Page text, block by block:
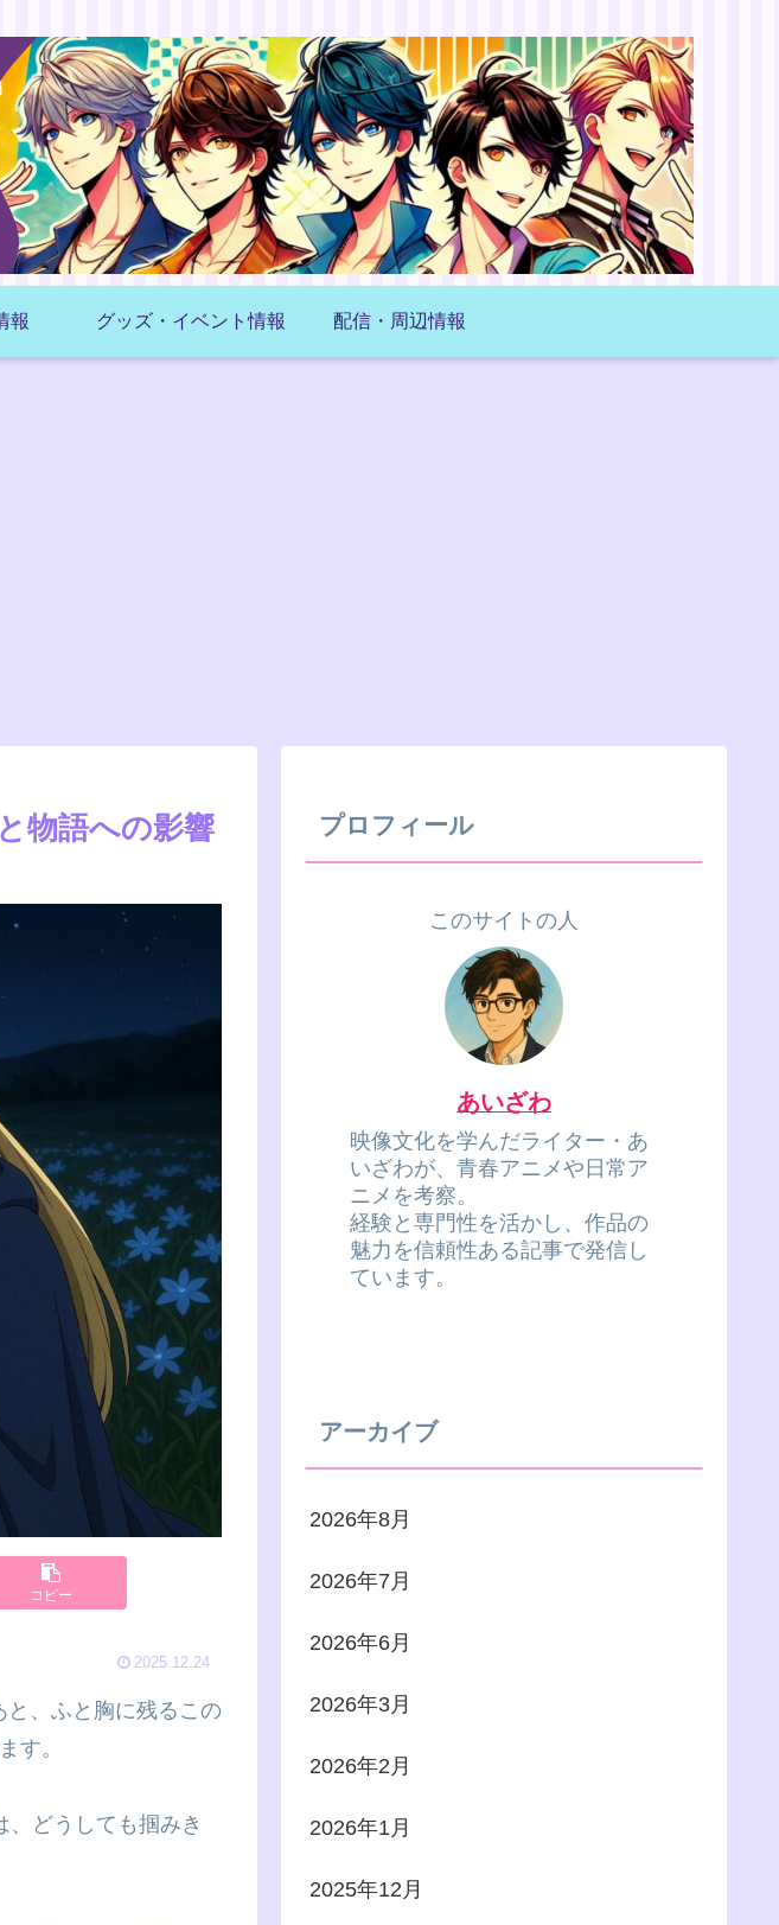
報 グッズ・イベント情報 配信・周辺情報
物語への影響
コピー
2025.12.24
、ふと胸に残るこの
す。
どうしても掴みき
プロフィール
このサイトの人
あいざわ
映像文化を学んだライター・あ
いざわが、青春アニメや日常ア
ニメを考察。
経験と専門性を活かし、作品の
魅力を信頼性ある記事で発信し
ています。
アーカイブ
2026年8月
2026年7月
2026年6月
2026年3月
2026年2月
2026年1月
2025年12月